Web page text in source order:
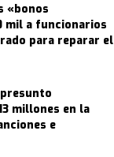
«bonos
mil a funcionarios
para reparar el
millones en la
e